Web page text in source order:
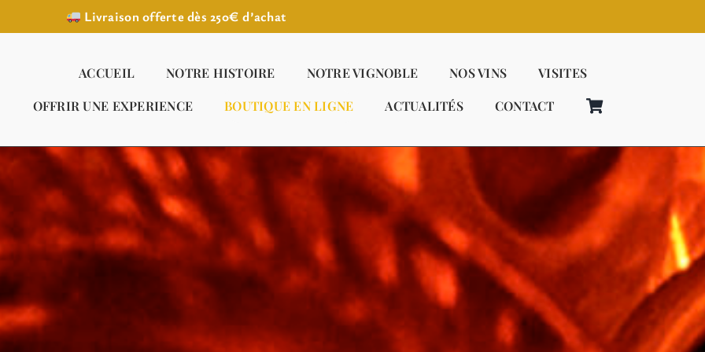
Livraison offerte dès 250€ d’achat
ACCUEIL NOTRE HISTOIRE NOTRE VIGNOBLE NOS VINS
VISITES
OFFRIR UNE EXPERIENCE
BOUTIQUE EN LIGNE ACTUALITÉS CONTACT